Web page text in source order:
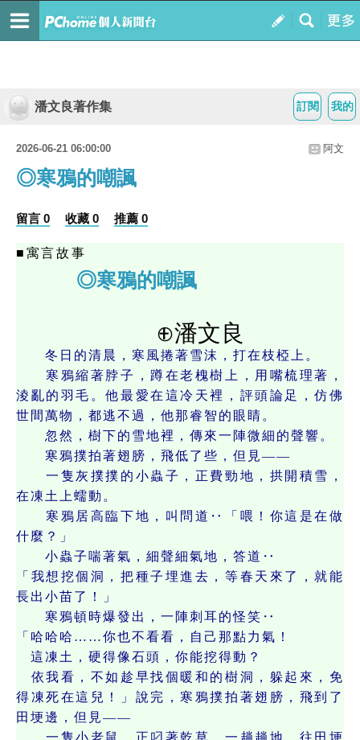
我的
訂閱
潘文良著作集
2026-06-21 06:00:00 阿文
◎寒鴉的嘲諷
留言 0 收藏 0 推薦 0
■寓言故事
◎寒鴉的嘲諷
⊕潘文良
冬日的清晨，寒風捲著雪沫，打在枝椏上。
寒鴉縮著脖子，蹲在老槐樹上，用嘴梳理著，
淩亂的羽毛。他最愛在這冷天裡，評頭論足，仿佛
世間萬物，都逃不過，他那睿智的眼睛。
忽然，樹下的雪地裡，傳來一陣微細的聲響。
寒鴉撲拍著翅膀，飛低了些，但見——
一隻灰撲撲的小蟲子，正費勁地，拱開積雪，
在凍土上蠕動。
寒鴉居高臨下地，叫問道‥「喂！你這是在做
什麼？」
小蟲子喘著氣，細聲細氣地，答道‥
「我想挖個洞，把種子埋進去，等春天來了，就能
長出小苗了！」
寒鴉頓時爆發出，一陣刺耳的怪笑‥
「哈哈哈……你也不看看，自己那點力氣！
這凍土，硬得像石頭，你能挖得動？
依我看，不如趁早找個暖和的樹洞，躲起來，免
得凍死在這兒！」說完，寒鴉撲拍著翅膀，飛到了
田埂邊，但見——
一隻小老鼠，正叼著乾草，一趟趟地，往田埂